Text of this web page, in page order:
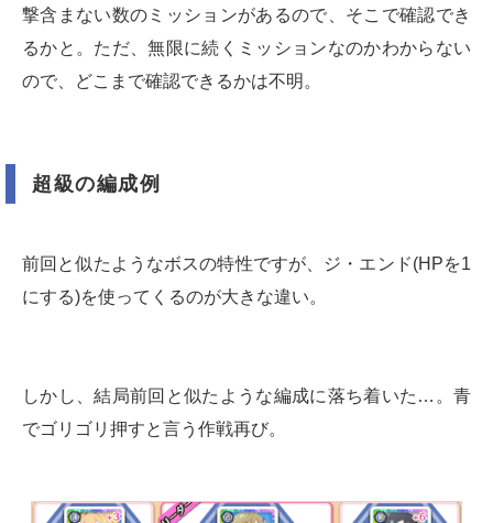
撃含まない数のミッションがあるので、そこで確認でき
るかと。ただ、無限に続くミッションなのかわからない
ので、どこまで確認できるかは不明。
超級の編成例
前回と似たようなボスの特性ですが、ジ・エンド(HPを1
にする)を使ってくるのが大きな違い。
しかし、結局前回と似たような編成に落ち着いた…。青
でゴリゴリ押すと言う作戦再び。